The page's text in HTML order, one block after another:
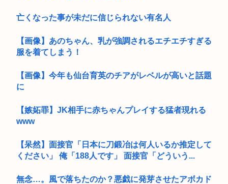
亡くなった事が未だに信じられない有名人
【画像】あのちゃん、乳が強調されるエチエチすぎる
服を着てしまう！
【画像】今年も仙台育英のチアがレベルが高いと話題
に
【嫉妬罪】JK相手に赤ちゃんプレイする猛者現れる
www
【呆然】面接官「日本に刀鍛冶は何人いるか推定して
ください」 俺「188人です」 面接官「どういう...
無念…。風で落ちたのか？悪戯に発芽させたアボカド